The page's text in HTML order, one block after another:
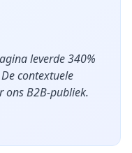
leverde 340%
contextuele
ons B2B-publiek.